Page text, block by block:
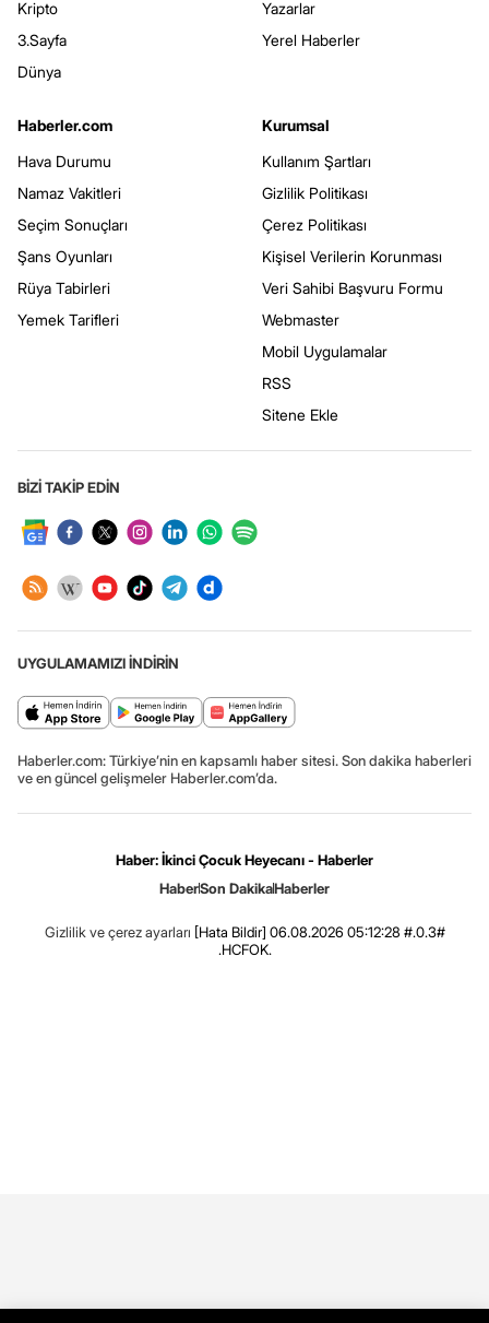
Kripto
3.Sayfa
Dünya
Yazarlar
Yerel Haberler
Haberler.com
Hava Durumu
Namaz Vakitleri
Seçim Sonuçları
Şans Oyunları
Rüya Tabirleri
Yemek Tarifleri
Kurumsal
Kullanım Şartları
Gizlilik Politikası
Çerez Politikası
Kişisel Verilerin Korunması
Veri Sahibi Başvuru Formu
Webmaster
Mobil Uygulamalar
RSS
Sitene Ekle
BİZİ TAKİP EDİN
UYGULAMAMIZI İNDİRİN
Haberler.com: Türkiye’nin en kapsamlı haber sitesi. Son dakika haberleri
ve en güncel gelişmeler Haberler.com’da.
Haber: İkinci Çocuk Heyecanı - Haberler
HaberSon DakikaHaberler
Gizlilik ve çerez ayarları [Hata Bildir] 06.08.2026 05:12:28 #.0.3#
.HCFOK.